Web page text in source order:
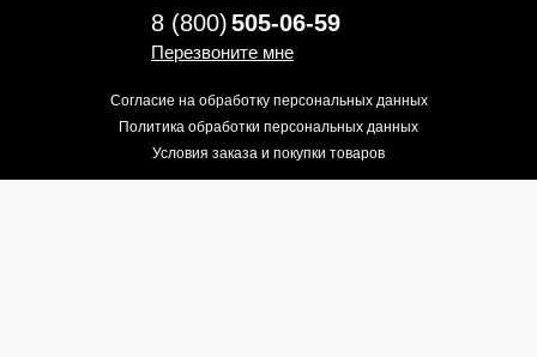
8 (800)505-06-59
Перезвоните мне
Согласие на обработку персональных данных
Политика обработки персональных данных
Условия заказа и покупки товаров